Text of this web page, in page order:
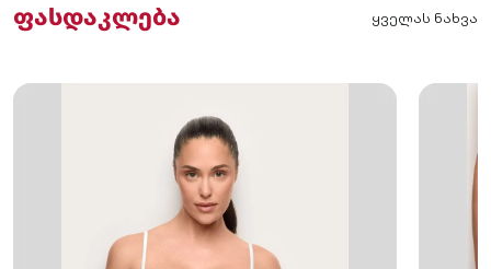
ფასდაკლება ყველას ნახვა